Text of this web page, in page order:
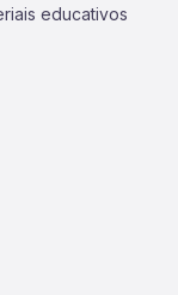
educativos